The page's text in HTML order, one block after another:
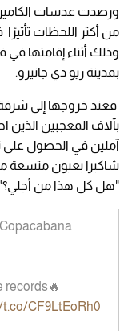
ورصدت عدسات
من أكثر اللحظات تأثيرًا
بمدينة ريو دي جانيرو.
فعند خروجها إلى شرفة
بآلاف المعجبين
آملين في الحصول
شاكيرا بعيون
"هل كل هذا من
records🔥
CF9LtEoRh0